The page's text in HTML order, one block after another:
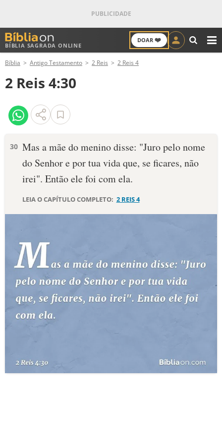
BÍBLIA SAGRADA ONLINE
DOAR ❤️
ANTIGO TESTAMENTO
NOVO TESTAMENTO
VERSÍCULOS
PALAVRA DO DIA
DEVOCIONAL DIÁRIO
10 MANDAMENTOS
ESTUDOS BÍBLICOS
ESBOÇOS DE PREGAÇÃO
TEMAS
TERMO BÍBLICO
Bíblia Antigo Testamento 2 Reis 2 Reis 4
2 Reis 4:30
30 Mas a mãe do menino disse: "Juro pelo nome
do Senhor e por tua vida que, se ficares, não
irei". Então ele foi com ela.
LEIA O CAPÍTULO COMPLETO: 2 REIS 4